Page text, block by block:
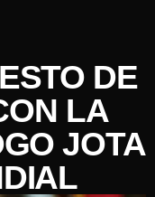
DE
LA
JOTA